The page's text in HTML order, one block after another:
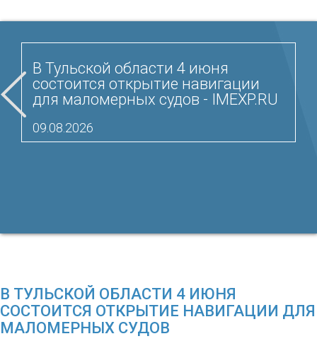
В Тульской области 4 июня
состоится открытие навигации
для маломерных судов - IMEXP.RU
09.08.2026
В ТУЛЬСКОЙ ОБЛАСТИ 4 ИЮНЯ
СОСТОИТСЯ ОТКРЫТИЕ НАВИГАЦИИ ДЛЯ
МАЛОМЕРНЫХ СУДОВ